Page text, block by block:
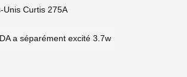
Unis Curtis 275A
a séparément excité 3.7w